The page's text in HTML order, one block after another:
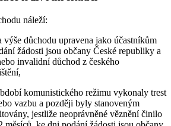
náleží:
výše důchodu upravena jako účastníkům
žádosti jsou občany České republiky a
invalidní důchod z českého
komunistického režimu vykonaly trest
vazbu a později byly stanoveným
jestliže neoprávněné věznění činilo